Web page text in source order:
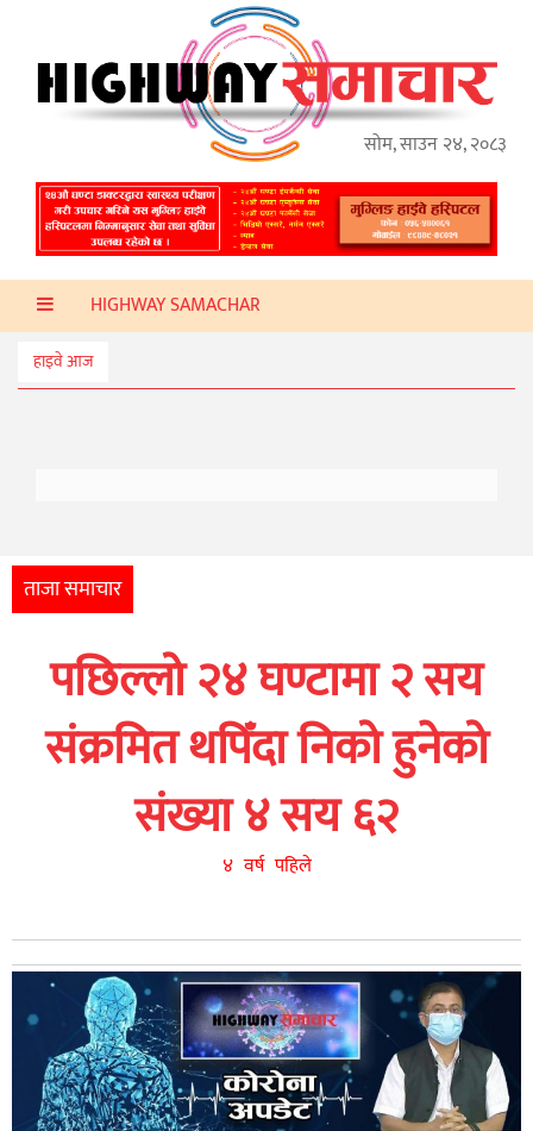
सोम, साउन २४, २०८३
गृहपृष्ठ
ताजा
समाचार
प्रदेश
प्रविधि
स्वास्थ्य
आर्थिक
नेपाली
युनिकोड
HIGHWAY SAMACHAR
हाइवे आज
ताजा समाचार
पछिल्लो २४ घण्टामा २ सय
संक्रमित थपिँदा निको हुनेको
संख्या ४ सय ६२
४ वर्ष पहिले